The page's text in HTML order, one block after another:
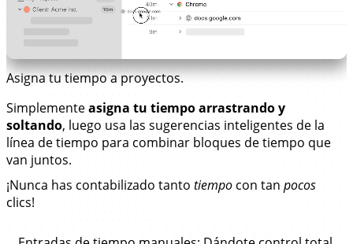
Asigna tu tiempo a proyectos.
Simplementeasigna tu tiempo arrastrando y
soltando, luego usa las sugerencias inteligentes de la
línea de tiempo para combinar bloques de tiempo que
van juntos.
¡Nunca has contabilizado tanto tiempo con tan pocos
clics!